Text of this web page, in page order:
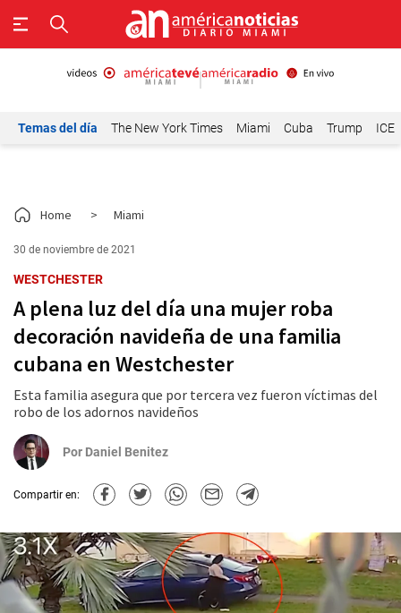
Temas del día The New York Times Miami Cuba Trump ICE
Home > Miami
30 de noviembre de 2021
WESTCHESTER
A plena luz del día una mujer roba
decoración navideña de una familia
cubana en Westchester
Esta familia asegura que por tercera vez fueron víctimas del
robo de los adornos navideños
Por Daniel Benitez
Compartir en: